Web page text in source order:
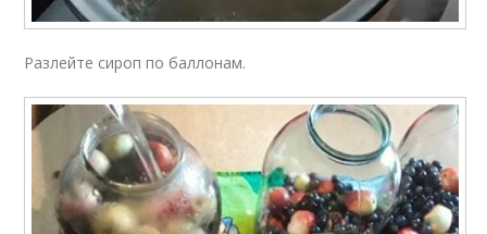
Разлейте сироп по баллонам.